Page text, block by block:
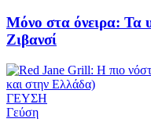
Μόνο στα όνειρα: Τα
Ζιβανσί
ΓΕΥΣΗ
Γεύση